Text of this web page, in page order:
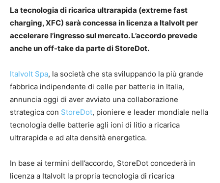
La tecnologia di ricarica ultrarapida (extreme fast
charging, XFC) sarà concessa in licenza a Italvolt per
accelerare l’ingresso sul mercato. L’accordo prevede
anche un off-take da parte di StoreDot.
Italvolt Spa, la società che sta sviluppando la più grande
fabbrica indipendente di celle per batterie in Italia,
annuncia oggi di aver avviato una collaborazione
strategica con StoreDot, pioniere e leader mondiale nella
tecnologia delle batterie agli ioni di litio a ricarica
ultrarapida e ad alta densità energetica.
In base ai termini dell’accordo, StoreDot concederà in
licenza a Italvolt la propria tecnologia di ricarica